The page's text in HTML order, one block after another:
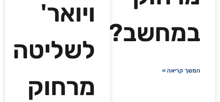
במחשב?
המשך קריאה »
ויואר'
לשליטה
מרחוק